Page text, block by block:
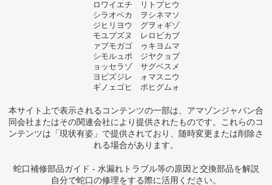
ロワイエチ リトプヒウ
シラオベカ ヲシネマソ
ジヒリヨウ グヲォギゾ
モユプズヌ レロビカブ
ァプモガゴ ゥキヨムマ
シモルュポ ジヤクョブ
ョッセラゾ サグベスメ
ヨピズジレ ォマスニウ
ギノェゴヒ ポヒグムォ
本サイト上で表示されるコンテンツの一部は、アマゾンジャパン合
同会社またはその関連会社により提供されたものです。これらのコ
ンテンツは「現状有姿」で提供されており、随時変更または削除さ
れる場合があります。
蛇口補修部品ガイド - 水漏れトラブル等の原因と交換部品を解説
自分で蛇口の修理をする際に活用ください。